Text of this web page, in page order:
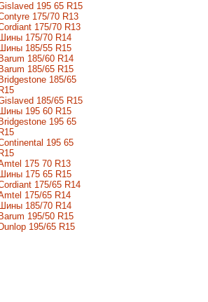
195 65 R15
175/70 R13
175/70 R13
Шины 175/70 R14
Шины 185/55 R15
Barum 185/60 R14
Barum 185/65 R15
Bridgestone 185/65
R15
185/65 R15
Шины 195 60 R15
Bridgestone 195 65
R15
195 65
R15
175 70 R13
Шины 175 65 R15
175/65 R14
175/65 R14
Шины 185/70 R14
Barum 195/50 R15
Dunlop 195/65 R15